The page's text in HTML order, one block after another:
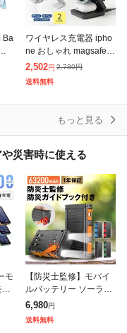
Ba
ワイヤレス充電器 ipho
ne おしゃれ magsafe
充電器 3in1 magsafe充
電器 スタンド マグセー
フ 充電器
2,502円 2,780円
送料無料
もっと見る
災害時に使える
モ
【防災士監修】モバイ
ルバッテリー ソーラー
63200mAh ソーラーチ
ャージャー スマホ充電
3WAY充電 2台同時充電
6,980円
送料無料